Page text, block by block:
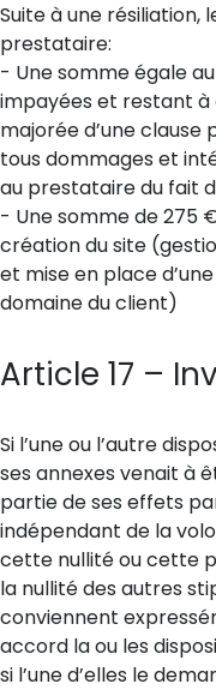
Suite à une résiliation,
prestataire:
- Une somme égale
impayées et restant à
majorée d’une clause
tous dommages et
au prestataire du fait
- Une somme de 275
création du site
et mise en place
domaine du client)
Article 17 –
Si l’une ou l’autre
ses annexes venait à
partie de ses effets
indépendant de la
cette nullité ou cette
la nullité des autres
conviennent
accord la ou les
si l’une d’elles le